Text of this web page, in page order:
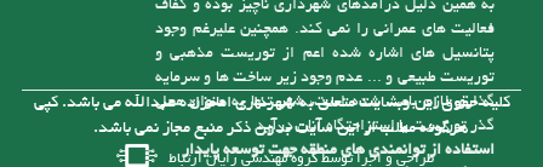
پتانسیل های اشاره شده اعم از توریست مذهبی و
توریست طبیعی و ... عدم وجود زیر ساخت ها و سرمایه
گذاری لازم باعث شده است، شهر تنها به عنوان محل
گذر توریست یا استراحتگاه آنان درآید
استفاده از توانمندی های منطقه جهت توسعه پایدار
همانگونه که گفته شد در حال حاضر با توجه به تازه
تأسیس بودن شهرداری و از درآمد کافی برای رسیدگی
کلیه حقوق این وبسایت متعلق به شهرداری امامزاده عبدالله می باشد. کپی
هرگونه مطلب از این سایت بدون ذکر منبع مجاز نمی باشد.
طراحی و اجرا توسطگروه مهندسی رایان ارتباط